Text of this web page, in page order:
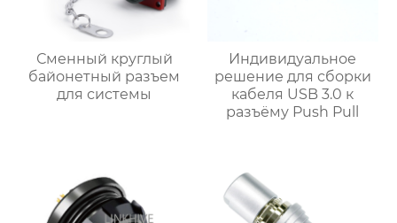
Сменный круглый
байонетный разъем
для системы
Индивидуальное
решение для сборки
кабеля USB 3.0 к
разъёму Push Pull